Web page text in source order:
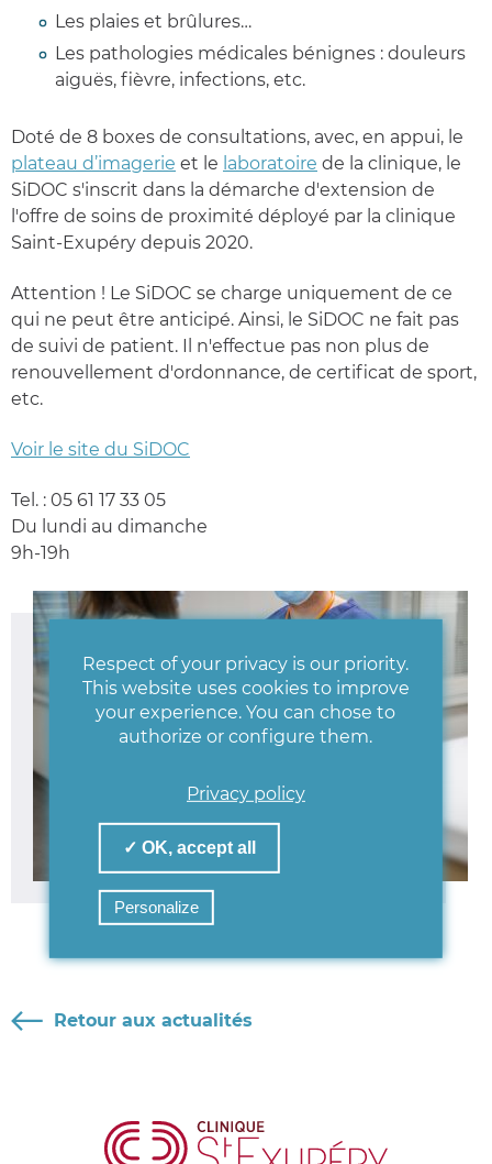
Les plaies et brûlures…
Les pathologies médicales bénignes : douleurs
aiguës, fièvre, infections, etc.
Doté de 8 boxes de consultations, avec, en appui, le
plateau d’imagerie et le laboratoire de la clinique, e
SiDOC s'inscrit dans la démarche d'extension de
l'offre de soins de proximité déployé par la clinique
Saint-Exupéry depuis 2020.
Attention ! Le SiDOC se charge uniquement de ce
qui ne peut être anticipé. Ainsi, le SiDOC ne fait pas
de suivi de patient. Il n'effectue pas non plus de
renouvellement d'ordonnance, de certificat de sport,
etc.
Voir le site du SiDOC
Tel. : 05 61 17 33 05
Du lundi au dimanche
9h-19h
Retour aux actualités
Respect of your privacy is our priority.
This website uses cookies to improve
your experience. You can chose to
authorize or configure them.
Privacy policy
✓ OK, accept all
Personalize